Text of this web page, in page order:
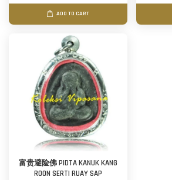
ADD TO CART
富贵避险佛 PIDTA KANUK KANG
ROON SERTI RUAY SAP